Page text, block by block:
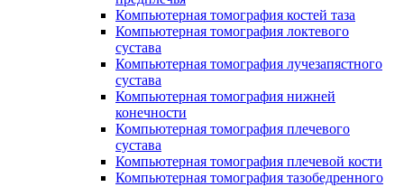
Компьютерная томография костей таза
Компьютерная томография локтевого
сустава
Компьютерная томография лучезапястного
сустава
Компьютерная томография нижней
конечности
Компьютерная томография плечевого
сустава
Компьютерная томография плечевой кости
Компьютерная томография тазобедренного